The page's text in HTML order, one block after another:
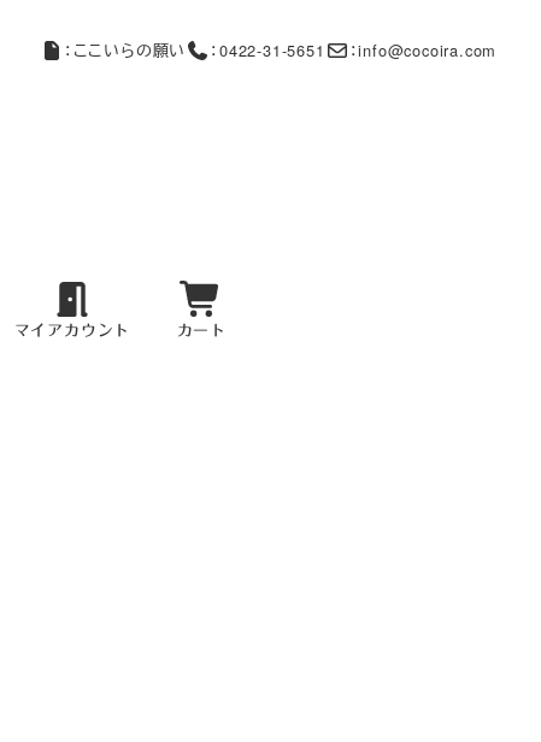
：ここいらの願い ：0422-31-5651 ：info@cocoira.com
マイアカウント カート